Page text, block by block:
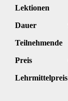
Lektionen
Dauer
Teilnehmende
Preis
Lehrmittelpreis